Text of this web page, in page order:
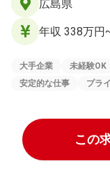
広島県
年収 338万円
大手企業 未経験OK
安定的な仕事
プラ
この